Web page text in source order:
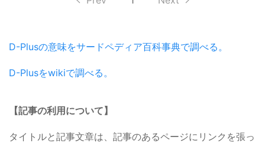
D-Plusの意味をサードペディア百科事典で調べる。
D-Plusをwikiで調べる。
【記事の利用について】
タイトルと記事文章は、記事のあるページにリンクを張っ